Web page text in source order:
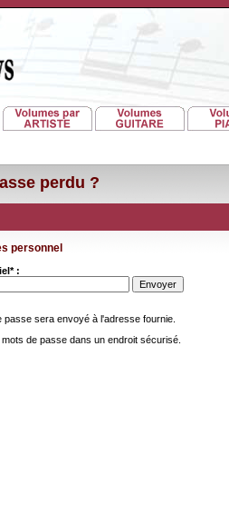
perdu ?
personnel
:
passe sera envoyé à l'adresse fournie.
de passe dans un endroit sécurisé.